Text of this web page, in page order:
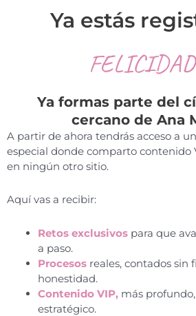
Ya estás
Ya formas parte del
cercano de Ana
A partir de ahora tendrás acceso a
especial donde comparto contenido
en ningún otro sitio.
Aquí vas a recibir:
Retos exclusivos para que
a paso.
Procesos reales, contados sin
honestidad.
Contenido VIP, más
estratégico.